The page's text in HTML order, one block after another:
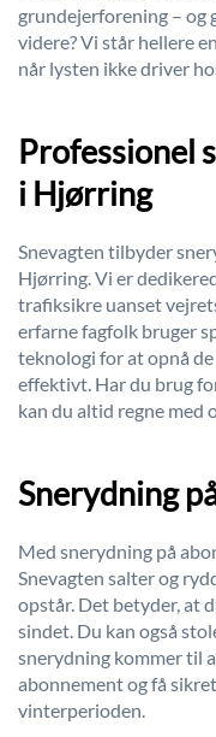
grundejerforening – og
videre? Vi står hellere
når lysten ikke driver
Professionel
i Hjørring
Snevagten tilbyder
Hjørring. Vi er
trafiksikre uanset
erfarne fagfolk bruger
teknologi for at opnå
effektivt. Har du brug
kan du altid regne med
Snerydning
Med snerydning på
Snevagten salter og
opstår. Det betyder, at
sindet. Du kan også
snerydning kommer til
abonnement og få
vinterperioden.